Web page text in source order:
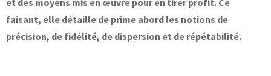
A l'international
Logiciels métiers
Logiciels de calcul
Aide au chiffrage
Bases de données
APPUI À L’INDUSTRIE
faisant, elle détaille de prime abord les notions de
précision, de fidélité, de dispersion et de répétabilité.